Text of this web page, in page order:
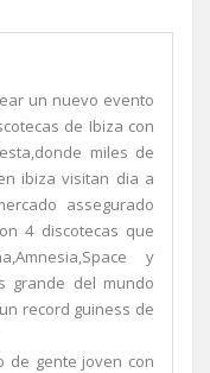
un nuevo evento
de Ibiza con
miles de
ibiza visitan dia a
assegurado
4 discotecas que
y
grande del mundo
record guiness de
de gente joven con